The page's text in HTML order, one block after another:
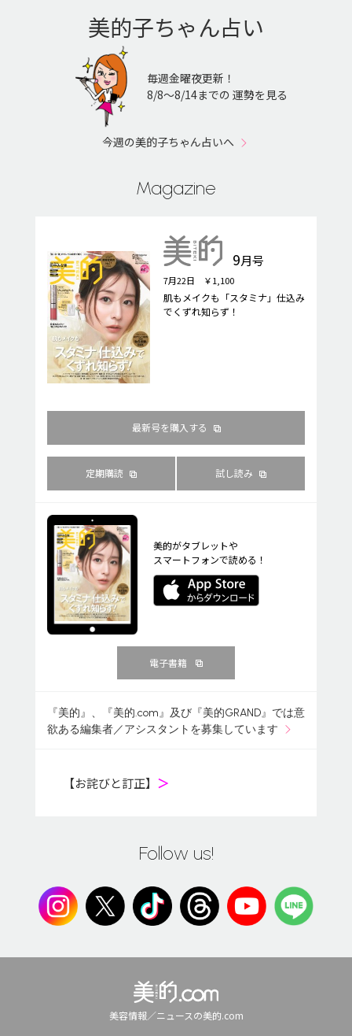
美的子ちゃん占い
毎週金曜夜更新！
8/8〜8/14までの 運勢を見る
今週の美的子ちゃん占いへ
Magazine
9月号
7月22日 ￥1,100
肌もメイクも「スタミナ」仕込み
でくずれ知らず！
最新号を購入する
定期購読 試し読み
美的がタブレットや
スマートフォンで読める！
電子書籍
『美的』、『美的.com』及び『美的GRAND』では意
欲ある編集者／アシスタントを募集しています
【お詫びと訂正】 ＞
Follow us!
美容情報／ニュースの美的.com